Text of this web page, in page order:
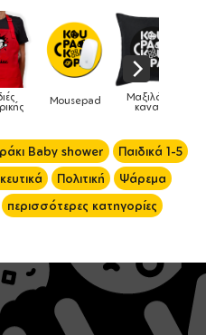
Holders Ρολόγια Βρεφικά
Baby shower
Παιδικά 1-5
Πολιτική
Ψάρεμα
περισσότερες κατηγορίες